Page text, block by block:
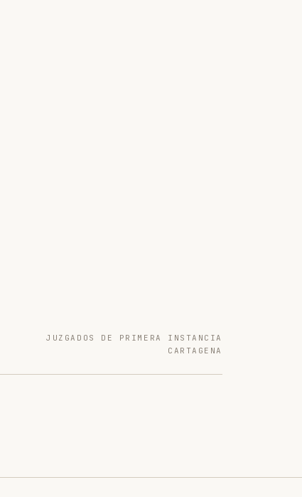
JUZGADOS DE PRIMERA INSTANCIA
CARTAGENA